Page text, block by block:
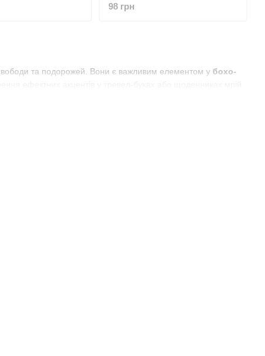
свободи та подорожей. Вони є важливим елементом у бохо-
98 грн